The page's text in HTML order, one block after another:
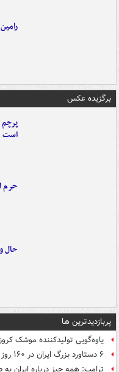
برگزیده عکس
پرچم
است
حرم
حال
پربازدیدترین ها
یاوه‌گویی تولیدکننده موشک کروز
۶ دستاورد بزرگ ایران در ۱۶۰ روز رهبری رهبر انقلاب
ترامپ: همه چیز درباره ایران